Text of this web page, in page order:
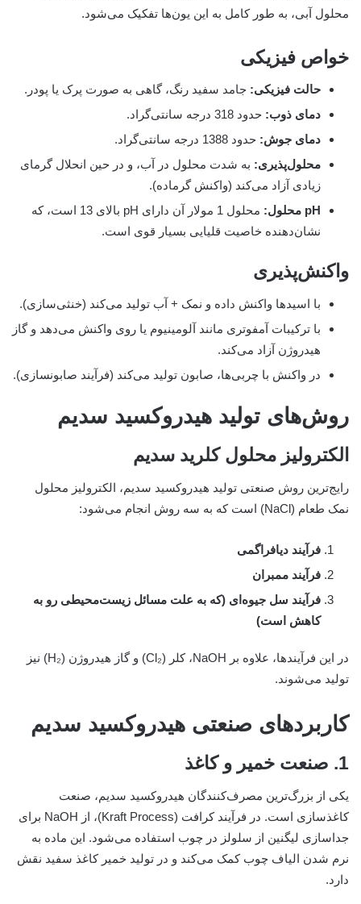
محلول آبی، به طور کامل به این یون‌ها تفکیک می‌شود.
خواص فیزیکی
حالت فیزیکی: جامد سفید رنگ، گاهی به صورت پرک یا پودر.
دمای ذوب: حدود 318 درجه سانتی‌گراد.
دمای جوش: حدود 1388 درجه سانتی‌گراد.
محلول‌پذیری: به شدت محلول در آب، و در حین انحلال گرمای
زیادی آزاد می‌کند (واکنش گرماده).
pH محلول:
محلول 1 مولار آن دارای pH بالای 13 است، که
نشان‌دهنده خاصیت قلیایی بسیار قوی است.
واکنش‌پذیری
با اسیدها واکنش داده و نمک + آب تولید می‌کند (خنثی‌سازی).
با ترکیبات آمفوتری مانند آلومینیوم یا روی واکنش می‌دهد و گاز
هیدروژن آزاد می‌کند.
در واکنش با چربی‌ها، صابون تولید می‌کند (فرآیند صابونسازی).
روش‌های تولید هیدروکسید سدیم
الکترولیز محلول کلرید سدیم
رایج‌ترین روش صنعتی تولید هیدروکسید سدیم، الکترولیز محلول
نمک طعام (NaCl) است که به سه روش انجام می‌شود:
فرآیند دیافراگمی
فرآیند ممبران
فرآیند سل جیوه‌ای (که به علت مسائل زیست‌محیطی رو به
کاهش است)
در این فرآیندها، علاوه بر NaOH، کلر (Cl₂) و گاز هیدروژن (H₂) نیز
تولید می‌شوند.
کاربردهای صنعتی هیدروکسید سدیم
1. صنعت خمیر و کاغذ
یکی از بزرگ‌ترین مصرف‌کنندگان هیدروکسید سدیم، صنعت
کاغذسازی است. در فرآیند کرافت (Kraft Process)، از NaOH برای
جداسازی لیگنین از سلولز در چوب استفاده می‌شود. این ماده به
نرم شدن الیاف چوب کمک می‌کند و در تولید خمیر کاغذ سفید نقش
دارد.